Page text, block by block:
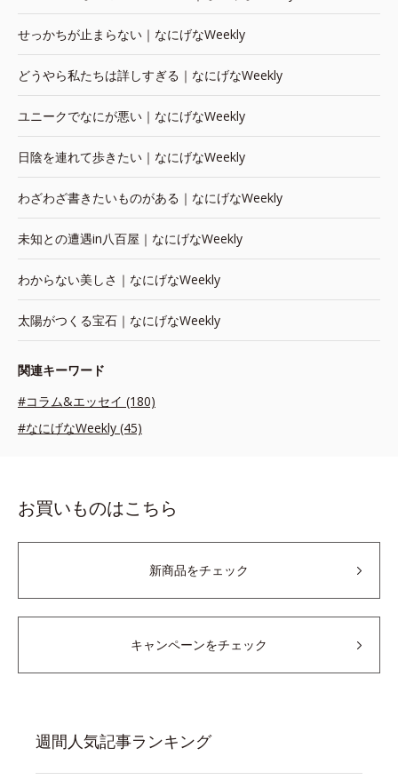
せっかちが止まらない｜なにげなWeekly
どうやら私たちは詳しすぎる｜なにげなWeekly
ユニークでなにが悪い｜なにげなWeekly
日陰を連れて歩きたい｜なにげなWeekly
わざわざ書きたいものがある｜なにげなWeekly
未知との遭遇in八百屋｜なにげなWeekly
わからない美しさ｜なにげなWeekly
太陽がつくる宝石｜なにげなWeekly
関連キーワード
#コラム&エッセイ (180)
#なにげなWeekly (45)
お買いものはこちら
新商品をチェック
キャンペーンをチェック
週間人気記事ランキング